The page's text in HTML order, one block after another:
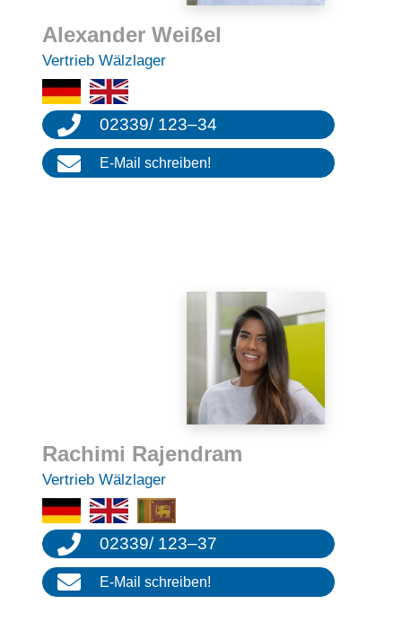
Alexan­der Weißel
Vertrieb Wälzla­ger
02339/ 123–34
E‑Mail schrei­ben!
Rachimi Rajen­dram
Vertrieb Wälzla­ger
02339/ 123–37
E‑Mail schrei­ben!